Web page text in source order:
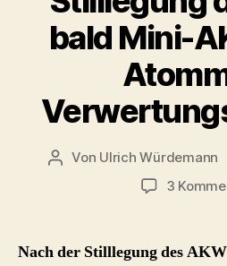
bald Mini-
Beitragsautor
Von Ulrich Würdemann
3
Nach der Stilllegung des